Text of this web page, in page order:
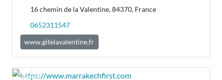
16 chemin de la Valentine, 84370, France
0652311547
www.gitelavalentine.fr
Ouvert